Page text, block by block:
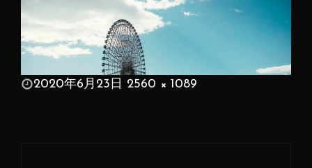
投2020年6月23日 2560 × 1089